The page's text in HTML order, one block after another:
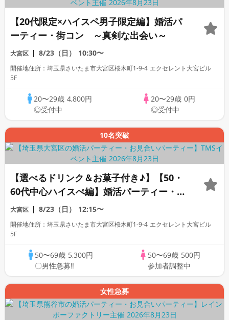
【20代限定×ハイスペ男子限定編】婚活パ
ーティー・街コン ～真剣な出会い～
大宮区 8/23（日） 10:30〜
開催地住所：埼玉県さいたま市大宮区桜木町1-9-4 エクセレント大宮ビル
5F
20〜29歳 4,800円
◎受付中
20〜29歳 0円
◎受付中
10名突破
【選べるドリンク＆お菓子付き♪】【50・
60代中心ハイスぺ編】婚活パーティー・街
コン ～真剣な出会い～
大宮区 8/23（日） 12:15〜
開催地住所：埼玉県さいたま市大宮区桜木町1-9-4 エクセレント大宮ビル
5F
50〜69歳 5,300円
〇男性急募‼
50〜69歳 500円
参加者調整中
女性急募